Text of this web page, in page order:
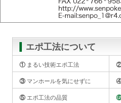
エポ工法について
① まるい技術エポ工法
③ マンホールを気にせずに
⑤ エポ工法の品質